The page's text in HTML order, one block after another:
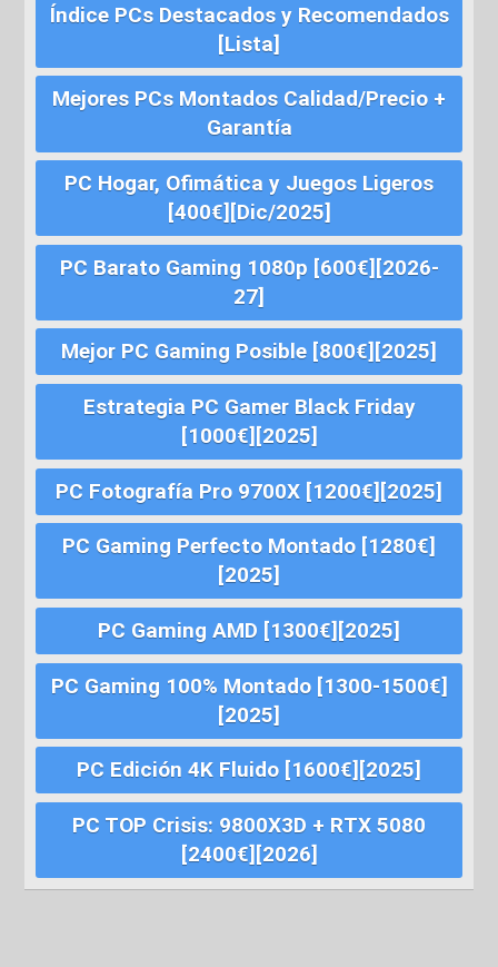
Índice PCs Destacados y Recomendados
[Lista]
Mejores PCs Montados Calidad/Precio +
Garantía
PC Hogar, Ofimática y Juegos Ligeros
[400€][Dic/2025]
PC Barato Gaming 1080p [600€][2026-
27]
Mejor PC Gaming Posible [800€][2025]
Estrategia PC Gamer Black Friday
[1000€][2025]
PC Fotografía Pro 9700X [1200€][2025]
PC Gaming Perfecto Montado [1280€]
[2025]
PC Gaming AMD [1300€][2025]
PC Gaming 100% Montado [1300-1500€]
[2025]
PC Edición 4K Fluido [1600€][2025]
PC TOP Crisis: 9800X3D + RTX 5080
[2400€][2026]